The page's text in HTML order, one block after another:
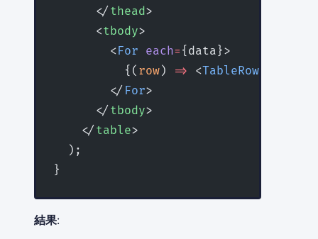
      </
thead>
      <
tbody>
        <
For each= {data}>
          {(
row) => <TableRow
        </
For>
      </
tbody>
    </
table>
  );
}
結果: